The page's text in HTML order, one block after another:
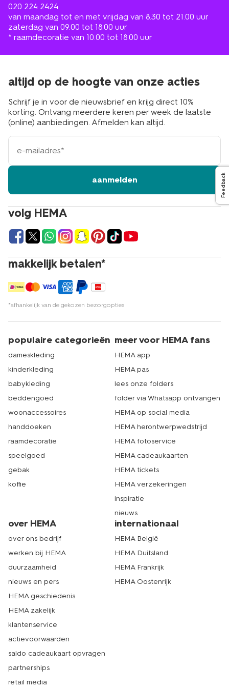
020 224 2424
van maandag tot en met vrijdag van 8.30 tot 21.00 uur
zaterdag van 09.00 tot 18.00 uur
* raamdecoratie van 10.00 tot 18.00 uur
volg HEMA
makkelijk betalen*
*afhankelijk van de gekozen bezorgopties
altijd op de hoogte van onze acties
Schrijf je in voor de nieuwsbrief en krijg direct 10%
korting. Ontvang meerdere keren per week de laatste
(online) aanbiedingen. Afmelden kan altijd.
e-
mailadres
aanmelden
populaire categorieën
dameskleding
kinderkleding
babykleding
beddengoed
woonaccessoires
handdoeken
raamdecoratie
speelgoed
gebak
koffie
meer voor HEMA fans
HEMA app
HEMA pas
lees onze folders
folder via Whatsapp ontvangen
HEMA op social media
HEMA herontwerpwedstrijd
HEMA fotoservice
HEMA cadeaukaarten
HEMA tickets
HEMA verzekeringen
inspiratie
nieuws
over HEMA
over ons bedrijf
werken bij HEMA
duurzaamheid
nieuws en pers
HEMA geschiedenis
HEMA zakelijk
klantenservice
actievoorwaarden
saldo cadeaukaart opvragen
partnerships
retail media
internationaal
HEMA België
HEMA Duitsland
HEMA Frankrijk
HEMA Oostenrijk
Feedback